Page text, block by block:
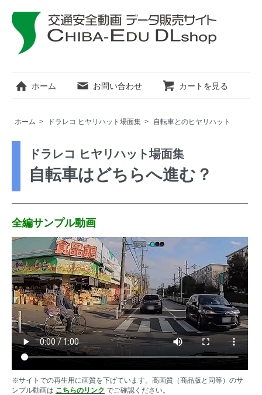
ホーム お問い合わせ カートを見る
ホーム > ドラレコ ヒヤリハット場面集 > 自転車とのヒヤリハット
ドラレコ ヒヤリハット場面集
自転車はどちらへ進む？
全編サンプル動画
※サイトでの再生用に画質を下げています。高画質（商品版と同等）のサ
ンプル動画は こちらのリンク でご確認ください。